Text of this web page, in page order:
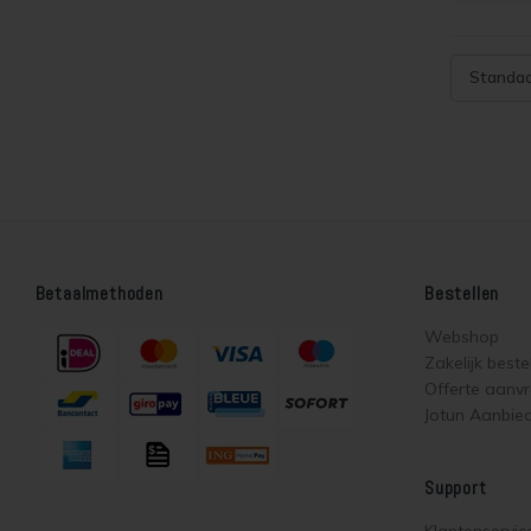
Betaalmethoden Bestellen
Webshop
Zakelijk
Offerte
Jotun
Support